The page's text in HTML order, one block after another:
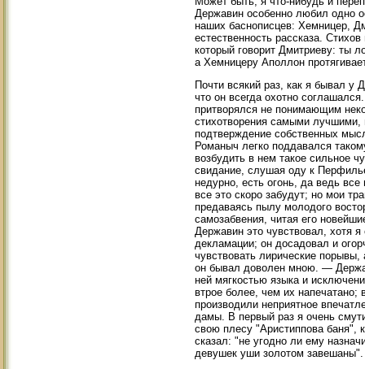
Державин особенно любил одно
наших баснописцев: Хемницер,
естественность рассказа.
который говорит Дмитриеву: ты
а Хемницеру Аполлон
Почти всякий раз, как я бывал у
что он всегда охотно
притворялся не понимающим
стихотворения самыми лучшими,
подтверждение собственных
Романыч легко поддавался
возбудить в нем такое сильное
свидание, слушая оду к
недурно, есть огонь, да ведь
все это скоро забудут; но мои
предаваясь пылу молодого
самозабвения, читая его
Державин это чувствовал, хотя
декламации; он досадовал и
чувствовать лирические
он бывал доволен мною. —
ней мягкостью языка и
втрое более, чем их напечатано;
производили неприятное
дамы. В первый раз я очень
свою плесу "Аристиппова баня",
сказал: "не угодно ли ему
девушек уши золотом завешаны".